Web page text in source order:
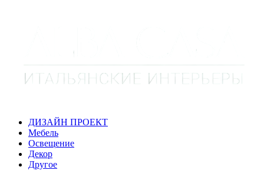
ДИЗАЙН ПРОЕКТ
Мебель
Освещение
Декор
Другое